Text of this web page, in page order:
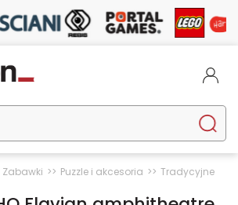
Zabawki Puzzle i akcesoria Tradycyjne